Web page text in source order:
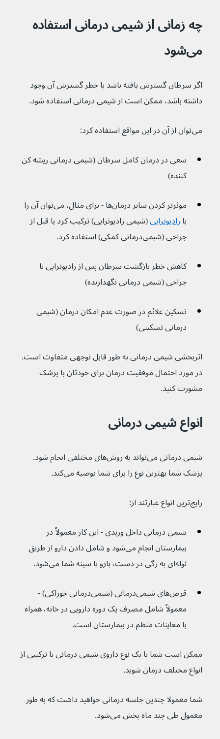
چه زمانی از شیمی درمانی استفاده
می‌شود
اگر سرطان گسترش یافته باشد یا خطر گسترش آن وجود
داشته باشد، ممکن است از شیمی درمانی استفاده شود.
می‌توان از آن در این مواقع استفاده کرد:
سعی در درمان کامل سرطان (شیمی درمانی ریشه کن
کننده)
موثرتر کردن سایر درمان‌ها - برای مثال، می‌توان آن را
با رادیوتراپی(شیمی رادیوتراپی) ترکیب کرد یا قبل از
جراحی (شیمی‌درمانی کمکی) استفاده کرد.
کاهش خطر بازگشت سرطان پس از رادیوتراپی یا
جراحی (شیمی درمانی نگهدارنده)
تسکین علائم در صورت عدم امکان درمان (شیمی
درمانی تسکینی)
اثربخشی شیمی درمانی به طور قابل توجهی متفاوت است.
در مورد احتمال موفقیت درمان برای خودتان با پزشک
مشورت کنید.
انواع شیمی درمانی
شیمی درمانی می‌تواند به روش‌های‌ مختلفی انجام شود.
پزشک شما بهترین نوع را برای شما توصیه می‌کند.
رایج‌ترین انواع عبارتند از:
شیمی درمانی داخل وریدی - این کار معمولاً در
بیمارستان انجام می‌شود و شامل دادن دارو از طریق
لوله‌ای به رگی در دست، بازو یا سینه شما می‌شود.
قرص‌های شیمی‌درمانی (شیمی‌درمانی خوراکی) -
معمولاً شامل مصرف یک دوره دارویی در خانه، همراه
با معاینات منظم در بیمارستان است.
ممکن است شما با یک نوع داروی شیمی درمانی یا ترکیبی از
انواع مختلف درمان شوید.
شما معمولا چندین جلسه درمانی خواهید داشت که به طور
معمول طی چند ماه پخش می‌شود.